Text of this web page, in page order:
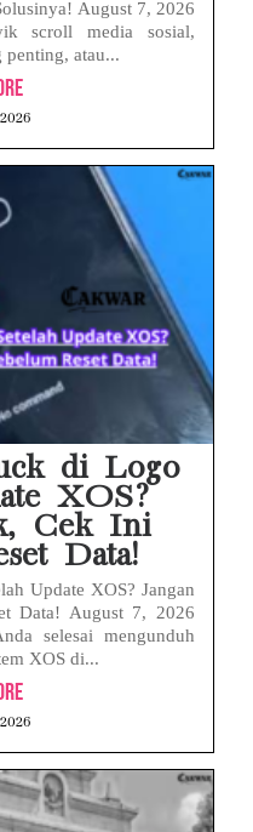
August 7, 2026
scroll media sosial,
penting, atau...
di Logo
XOS?
Cek Ini
Data!
Update XOS? Jangan
Data! August 7, 2026
selesai mengunduh
XOS di...